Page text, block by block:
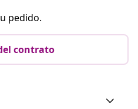
pedido.
contrato